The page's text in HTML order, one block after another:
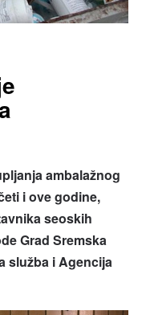
ambalažnog
i ove godine,
seoskih
Grad Sremska
služba i Agencija